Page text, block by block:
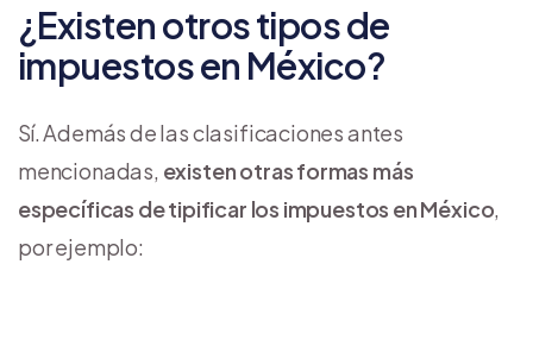
¿Existen otros tipos de
impuestos en México?
Sí. Además de las clasificaciones antes
mencionadas, existen otras formas más
específicas de tipificar los impuestos en México,
por ejemplo: